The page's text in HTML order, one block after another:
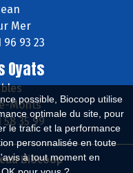
possible, Biocoop utilise
optimale du site, pour
le trafic et la performance
personnalisée en toute
à tout moment en
Mer
96 93 23
Oyats
Monts
58 35 99
Biocoop